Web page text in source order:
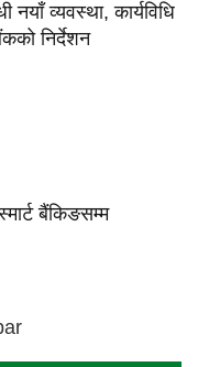
नयाँ व्यवस्था, कार्यविधि
निर्देशन
बैंकिङसम्म